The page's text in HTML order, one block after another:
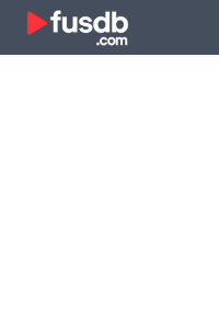
Zum Inhalt springen